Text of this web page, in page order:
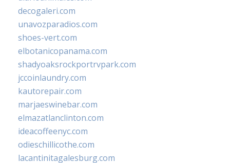
decogaleri.com
unavozparadios.com
shoes-vert.com
elbotanicopanama.com
shadyoaksrockportrvpark.com
jccoinlaundry.com
kautorepair.com
marjaeswinebar.com
elmazatlanclinton.com
ideacoffeenyc.com
odieschillicothe.com
lacantinitagalesburg.com